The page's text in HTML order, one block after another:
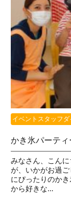
イベントスタッフ
かき氷パーティ
みなさん、こん
が、いかがお過
にぴったりのか
から好きな...